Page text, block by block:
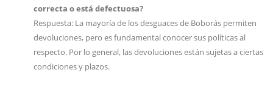
correcta o está defectuosa?
Respuesta: La mayoría de los desguaces de Boborás permiten
devoluciones, pero es fundamental conocer sus políticas al
respecto. Por lo general, las devoluciones están sujetas a ciertas
condiciones y plazos.